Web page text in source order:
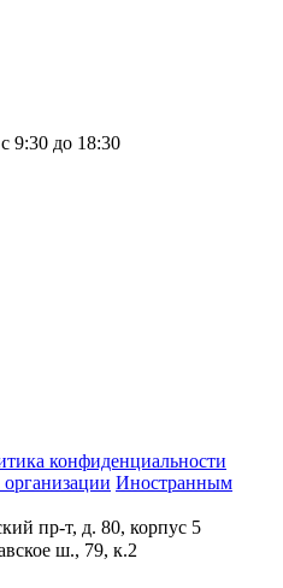
9:30 до 18:30
конфиденциальности
Иностранным
пр-т, д. 80, корпус 5
ш., 79, к.2